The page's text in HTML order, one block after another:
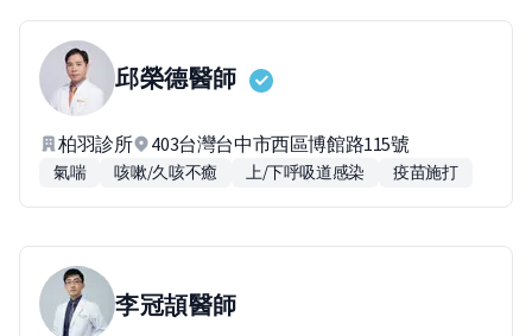
邱榮德醫師
柏羽診所 403台灣台中市西區博館路115號
氣喘 咳嗽/久咳不癒 上/下呼吸道感染 疫苗施打
李冠頡醫師